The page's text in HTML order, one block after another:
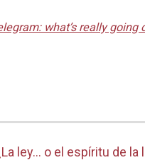
what’s really going
ley… o el espíritu de la